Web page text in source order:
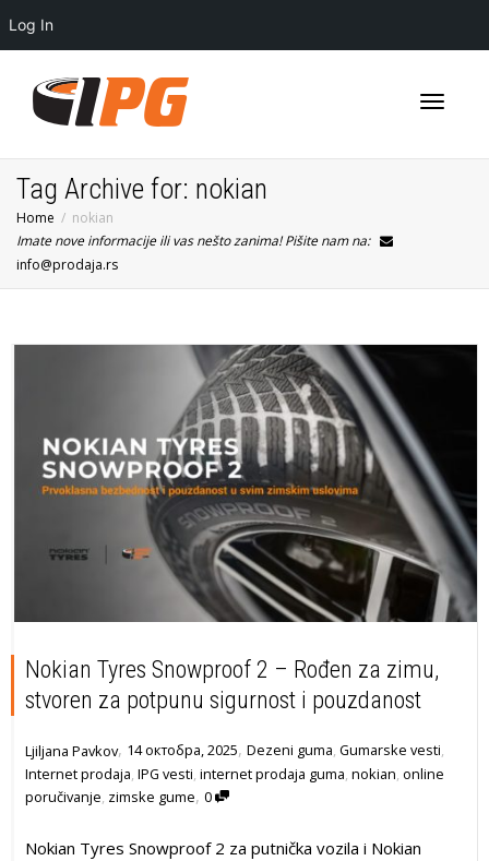
Log In
Tag Archive for: nokian
Home
nokian
Imate nove informacije ili vas nešto zanima! Pišite nam na:
info@prodaja.rs
Nokian Tyres Snowproof 2 – Rođen za zimu,
stvoren za potpunu sigurnost i pouzdanost
Ljiljana Pavkov, 14 октобра, 2025, Dezeni guma, Gumarske vesti,
Internet prodaja, IPG vesti, internet prodaja guma, nokian, online
poručivanje, zimske gume, 0
Nokian Tyres Snowproof 2 za putnička vozila i Nokian